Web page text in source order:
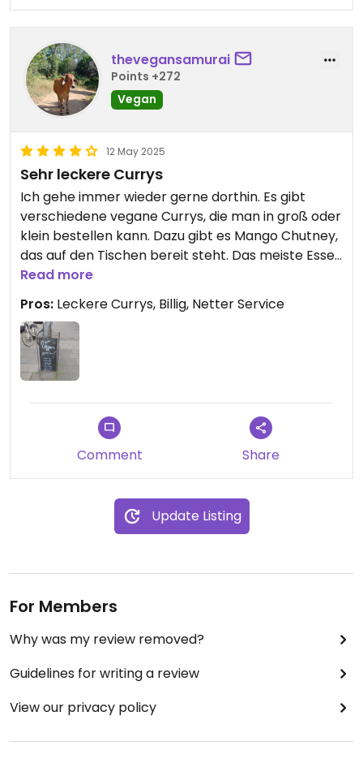
thevegansamurai
Points +272
Vegan
12 May 2025
Sehr leckere Currys
Ich gehe immer wieder gerne dorthin. Es gibt
verschiedene vegane Currys, die man in groß oder
klein bestellen kann. Dazu gibt es Mango Chutney,
das auf den Tischen bereit steht. Das meiste Essen
ist bereits zubereitet, deshalb geht es sehr
schnell, schmeckt aber trotz frisch! Der Besitzer
ist sehr nett und es lässt sich drinnen sowie
draußen sitzen. Zudem ist es recht billig :)
Read more
Pros: Leckere Currys, Billig, Netter Service
Comment Share
Update Listing
For Members
Why was my review removed?
Guidelines for writing a review
View our privacy policy